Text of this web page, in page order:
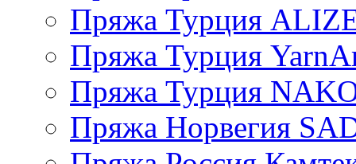
Пряжа Турция
Пряжа Турция
Пряжа Турция
Пряжа Норвегия